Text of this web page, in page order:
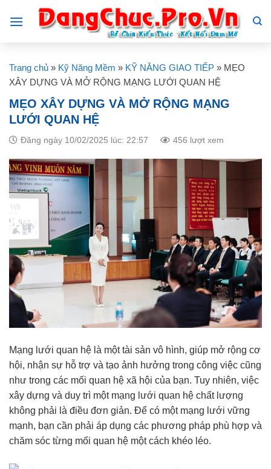
Trang chủ » Kỹ Năng Mềm » KỸ NĂNG GIAO TIẾP » MẸO
XÂY DỰNG VÀ MỞ RỘNG MẠNG LƯỚI QUAN HỆ
MẸO XÂY DỰNG VÀ MỞ RỘNG MẠNG
LƯỚI QUAN HỆ
Đăng ngày 10/02/2025 lúc: 22:57 456 lượt xem
Mạng lưới quan hệ là một tài sản vô hình, giúp mở rộng cơ
hội, nhận sự hỗ trợ và tạo ảnh hưởng trong công việc cũng
như trong các mối quan hệ xã hội của bạn. Tuy nhiên, việc
xây dựng và duy trì một mạng lưới quan hệ chất lượng
không phải là điều đơn giản. Để có một mạng lưới vững
mạnh, bạn cần phải áp dụng các phương pháp phù hợp và
chăm sóc từng mối quan hệ một cách khéo léo.